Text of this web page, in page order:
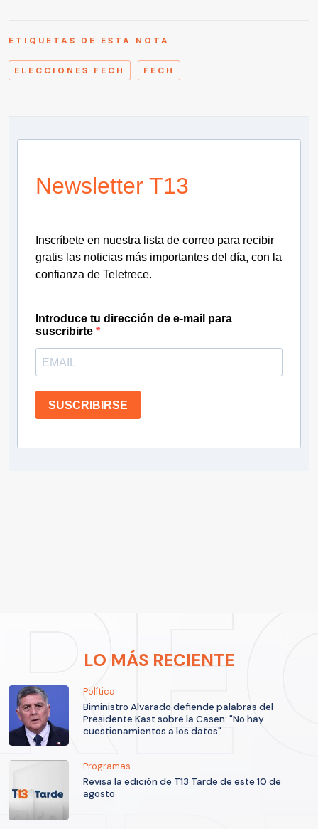
ETIQUETAS DE ESTA NOTA
ELECCIONES FECH FECH
Newsletter T13
Inscríbete en nuestra lista de correo para recibir
gratis las noticias más importantes del día, con la
confianza de Teletrece.
Introduce tu dirección de e-mail para
suscribirte
SUSCRIBIRSE
LO MÁS RECIENTE
Política
Biministro Alvarado defiende palabras del
Presidente Kast sobre la Casen: "No hay
cuestionamientos a los datos"
Programas
Revisa la edición de T13 Tarde de este 10 de
agosto